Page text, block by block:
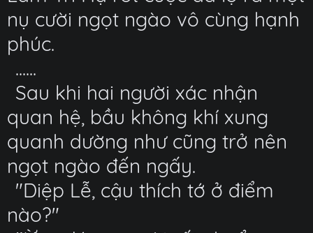
nụ cười ngọt ngào vô cùng hạnh
phúc.
......
Sau khi hai người xác nhận
quan hệ, bầu không khí xung
quanh dường như cũng trở nên
ngọt ngào đến ngấy.
"Diệp Lễ, cậu thích tớ ở điểm
nào?"